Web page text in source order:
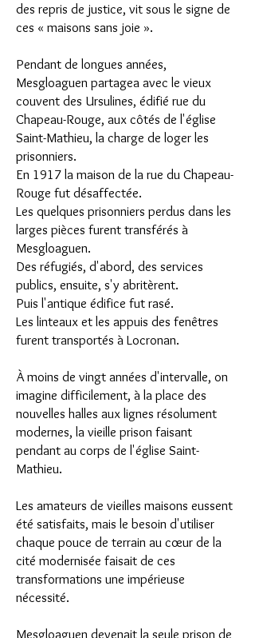
des repris de justice, vit sous le signe de
ces « maisons sans joie ».
Pendant de longues années,
Mesgloaguen partagea avec le vieux
couvent des Ursulines, édifié rue du
Chapeau-Rouge, aux côtés de l'église
Saint-Mathieu, la charge de loger les
prisonniers.
En 1917 la maison de la rue du Chapeau-
Rouge fut désaffectée.
Les quelques prisonniers perdus dans les
larges pièces furent transférés à
Mesgloaguen.
Des réfugiés, d'abord, des services
publics, ensuite, s'y abritèrent.
Puis l'antique édifice fut rasé.
Les linteaux et les appuis des fenêtres
furent transportés à Locronan.
À moins de vingt années d'intervalle, on
imagine difficilement, à la place des
nouvelles halles aux lignes résolument
modernes, la vieille prison faisant
pendant au corps de l'église Saint-
Mathieu.
Les amateurs de vieilles maisons eussent
été satisfaits, mais le besoin d'utiliser
chaque pouce de terrain au cœur de la
cité modernisée faisait de ces
transformations une impérieuse
nécessité.
Mesgloaguen devenait la seule prison de